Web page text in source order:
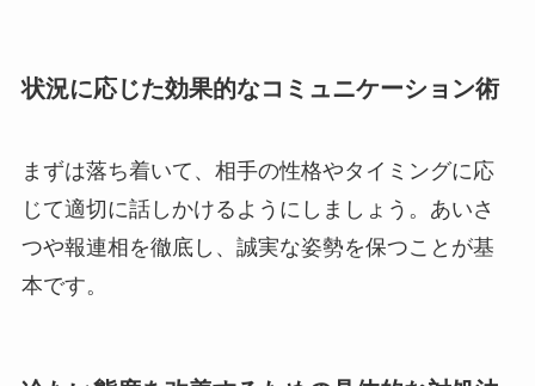
状況に応じた効果的なコミュニケーション術
まずは落ち着いて、相手の性格やタイミングに応
じて適切に話しかけるようにしましょう。あいさ
つや報連相を徹底し、誠実な姿勢を保つことが基
本です。